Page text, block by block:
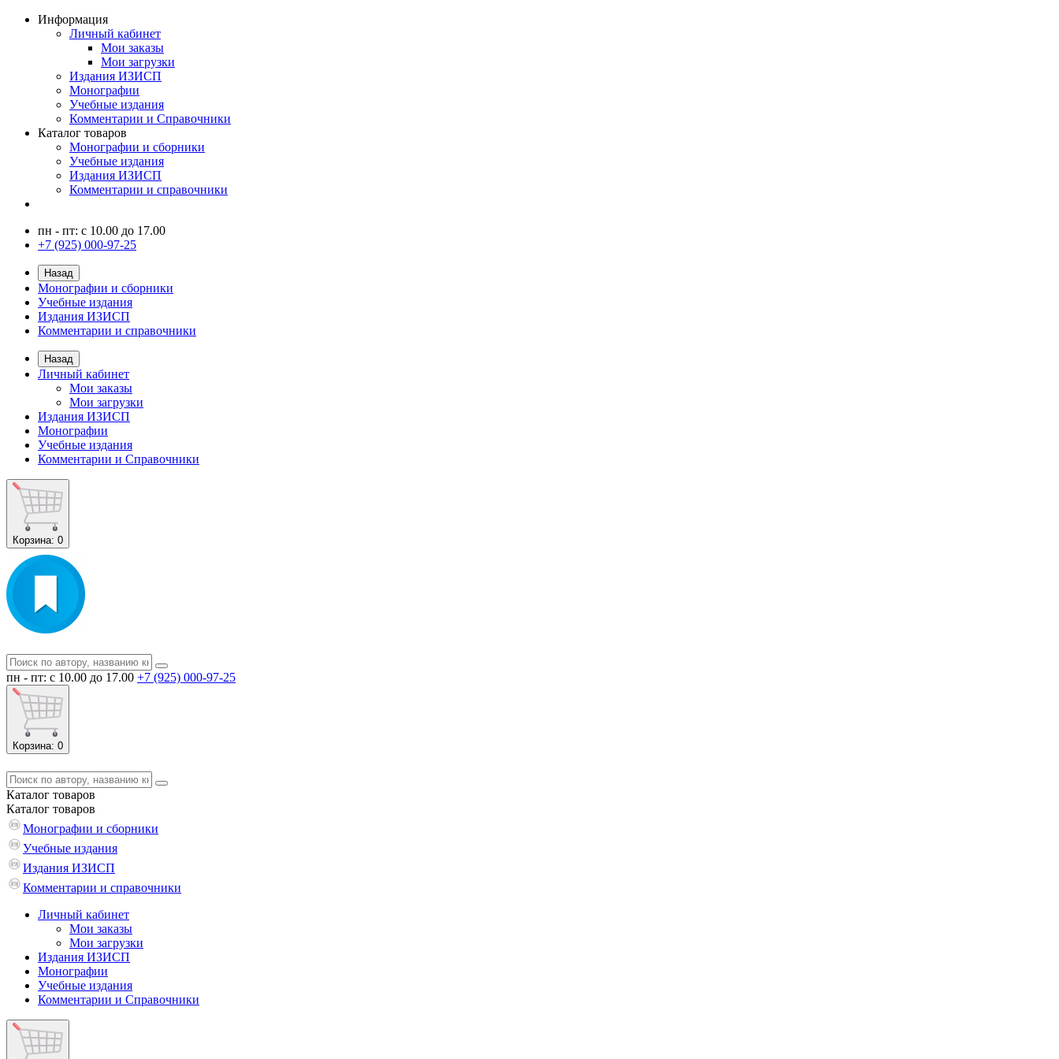
Информация
Личный кабинет
Мои заказы
Мои загрузки
Издания ИЗИСП
Монографии
Учебные издания
Комментарии и Справочники
Каталог товаров
Монографии и сборники
Учебные издания
Издания ИЗИСП
Комментарии и справочники
пн - пт: с 10.00 до 17.00
+7 (925) 000-97-25
Назад
Монографии и сборники
Учебные издания
Издания ИЗИСП
Комментарии и справочники
Назад
Личный кабинет
Мои заказы
Мои загрузки
Издания ИЗИСП
Монографии
Учебные издания
Комментарии и Справочники
Корзина: 0
пн - пт: с 10.00 до 17.00 +7 (925) 000-97-25
Корзина: 0
Каталог товаров
Каталог товаров
Монографии и сборники
Учебные издания
Издания ИЗИСП
Комментарии и справочники
Личный кабинет
Мои заказы
Мои загрузки
Издания ИЗИСП
Монографии
Учебные издания
Комментарии и Справочники